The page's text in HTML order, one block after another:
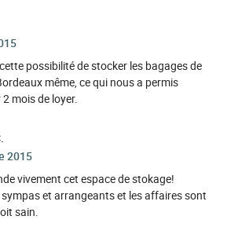
possibilité de stocker les bagages de
même, ce qui nous a permis
mois de loyer.
2015
vivement cet espace de stokage!
et arrangeants et les affaires sont
sain.